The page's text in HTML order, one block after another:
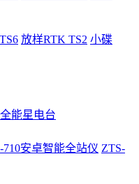
放样RTK TS2 小碟
能星电台
710安卓智能全站仪 ZTS-